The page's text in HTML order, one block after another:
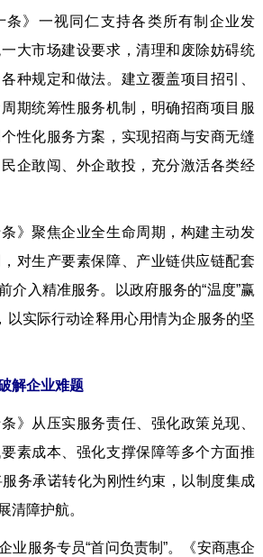
》一视同仁支持各类所有制企业发
大市场建设要求，清理和废除妨碍统
种规定和做法。建立覆盖项目招引、
期统筹性服务机制，明确招商项目服
性化服务方案，实现招商与安商无缝
企敢闯、外企敢投，充分激活各类经
聚焦企业全生命周期，构建主动发
对生产要素保障、产业链供应链配套
介入精准服务。以政府服务的“温度”赢
以实际行动诠释用心用情为企服务的坚
解企业难题
从压实服务责任、强化政策兑现、
素成本、强化支撑保障等多个方面推
务承诺转化为刚性约束，以制度集成
清障护航。
服务专员“首问负责制”。《安商惠企